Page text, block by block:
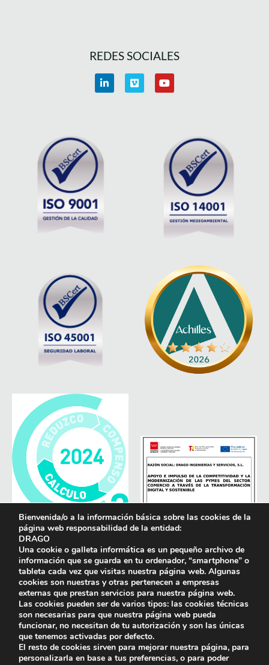
REDES SOCIALES
Bienvenida/o a la información básica sobre las cookies de la
página web responsabilidad de la entidad:
DRAGO
Una cookie o galleta informática es un pequeño archivo de
información que se guarda en tu ordenador, “smartphone” o
tableta cada vez que visitas nuestra página web. Algunas
cookies son nuestras y otras pertenecen a empresas
externas que prestan servicios para nuestra página web.
Las cookies pueden ser de varios tipos: las cookies técnicas
son necesarias para que nuestra página web pueda
funcionar, no necesitan de tu autorización y son las únicas
que tenemos activadas por defecto.
El resto de cookies sirven para mejorar nuestra página, para
personalizarla en base a tus preferencias, o para poder